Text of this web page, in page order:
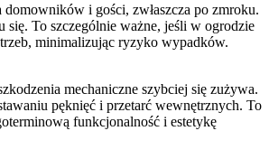
i gości, zwłaszcza po zmroku.
się. To szczególnie ważne, jeśli w ogrodzie
minimalizując ryzyko wypadków.
mechaniczne szybciej się zużywa.
pęknięć i przetarć wewnętrznych. To
funkcjonalność i estetykę